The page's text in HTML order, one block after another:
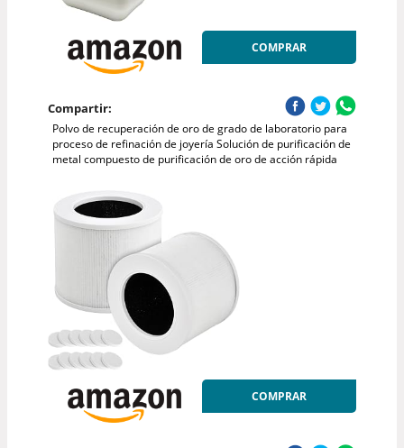
COMPRAR
Compartir:
Polvo de recuperación de oro de grado de laboratorio para
proceso de refinación de joyería Solución de purificación de
metal compuesto de purificación de oro de acción rápida
COMPRAR